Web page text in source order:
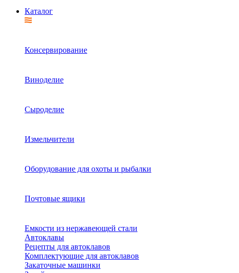
Каталог
Консервирование
Виноделие
Сыроделие
Измельчители
Оборудование для охоты и рыбалки
Почтовые ящики
Емкости из нержавеющей стали
Автоклавы
Рецепты для автоклавов
Комплектующие для автоклавов
Закаточные машинки